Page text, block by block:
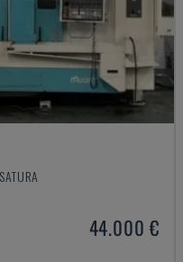
44.000 €